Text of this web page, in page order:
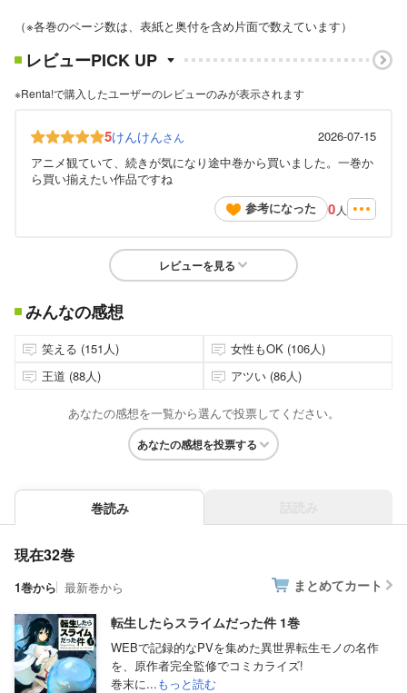
（※各巻のページ数は、表紙と奥付を含め片面で数えています）
レビューPICK UP
※Renta!で購入したユーザーのレビューのみが表示されます
5けんけんさん
2026-07-15
アニメ観ていて、続きが気になり途中巻から買いました。一巻か
ら買い揃えたい作品ですね
参考になった
0 人
レビューを見る
みんなの感想
笑える (151人)
女性もOK (106人)
王道 (88人)
アツい (86人)
あなたの感想を一覧から選んで投票してください。
あなたの感想を投票する
巻読み
現在32巻
1巻から 最新巻から まとめてカート
転生したらスライムだった件 1巻
WEBで記録的なPVを集めた異世界転生モノの名作
を、原作者完全監修でコミカライズ!
巻末に...もっと読む